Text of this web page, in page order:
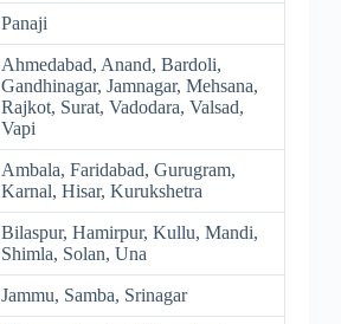
Panaji
Ahmedabad, Anand, Bardoli,
Gandhinagar, Jamnagar, Mehsana,
Rajkot, Surat, Vadodara, Valsad,
Vapi
Ambala, Faridabad, Gurugram,
Karnal, Hisar, Kurukshetra
Bilaspur, Hamirpur, Kullu, Mandi,
Shimla, Solan, Una
Jammu, Samba, Srinagar